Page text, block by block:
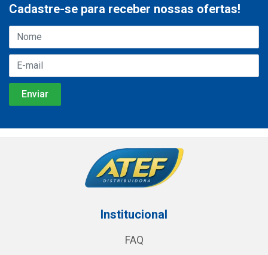
Cadastre-se para receber nossas ofertas!
Institucional
FAQ